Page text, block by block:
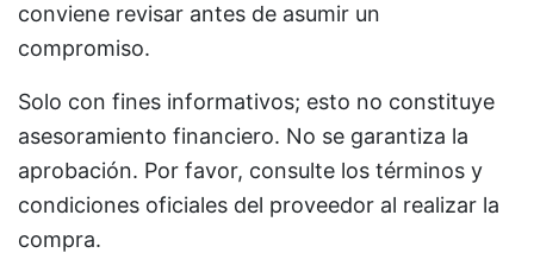
conviene revisar antes de asumir un
compromiso.
Solo con fines informativos; esto no constituye
asesoramiento financiero. No se garantiza la
aprobación. Por favor, consulte los términos y
condiciones oficiales del proveedor al realizar la
compra.